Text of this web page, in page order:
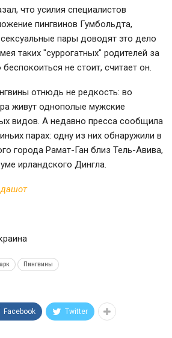
что усилия специалистов
пингвинов Гумбольдта,
пары доводят это дело
таких "суррогатных" родителей за
не стоит, считает он.
отнюдь не редкость: во
живут однополые мужские
видов. А недавно пресса сообщила
парах: одну из них обнаружили в
города Рамат-Ган близ Тель-Авива,
ирландского Дингла.
Пингвины
Facebook Twitter